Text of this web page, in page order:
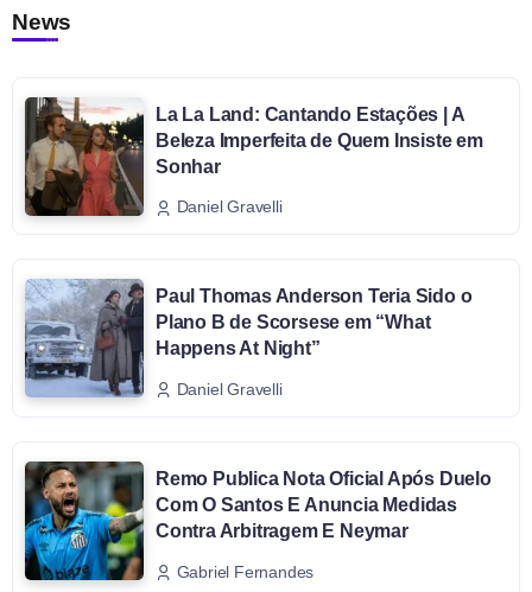
News
La La Land: Cantando Estações | A
Beleza Imperfeita de Quem Insiste em
Sonhar
Daniel Gravelli
Paul Thomas Anderson Teria Sido o
Plano B de Scorsese em “What
Happens At Night”
Daniel Gravelli
Remo Publica Nota Oficial Após Duelo
Com O Santos E Anuncia Medidas
Contra Arbitragem E Neymar
Gabriel Fernandes